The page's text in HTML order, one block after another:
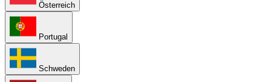
Österreich
Portugal
Schweden